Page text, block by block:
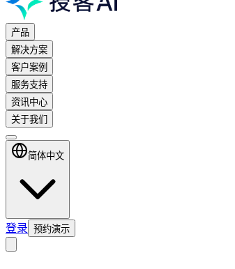
产品
解决方案
客户案例
服务支持
资讯中心
关于我们
简体中文
登录 预约演示